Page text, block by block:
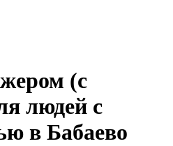
(с
людей с
в Бабаево